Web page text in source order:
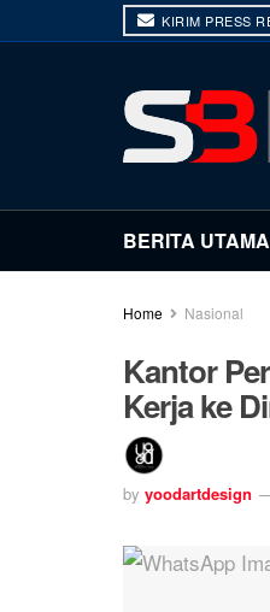
KIRIM PRESS
BERITA UTAMA
Home Nasional
Kantor
Kerja ke
by yoodartdesign